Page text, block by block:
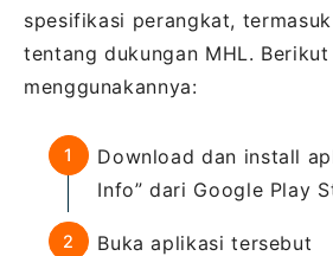
spesifikasi perangkat,
tentang dukungan MHL. Berikut
menggunakannya:
Download dan install
Info” dari Google Play
Buka aplikasi tersebut